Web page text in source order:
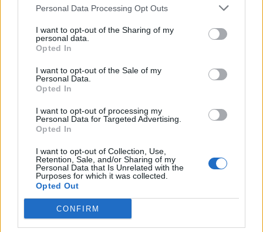
Personal Data Processing Opt Outs
I want to opt-out of the Sharing of my
personal data.
Opted In
I want to opt-out of the Sale of my
Personal Data.
Opted In
I want to opt-out of processing my
Personal Data for Targeted Advertising.
Opted In
I want to opt-out of Collection, Use,
Retention, Sale, and/or Sharing of my
Personal Data that Is Unrelated with the
Purposes for which it was collected.
Opted Out
CONFIRM
22/05/2026 - 16:54
ΡΟΗ ΕΙΔΗΣΕΩΝ
Οι ελληνικές scale-ups επιχειρήσεις στρέφονται